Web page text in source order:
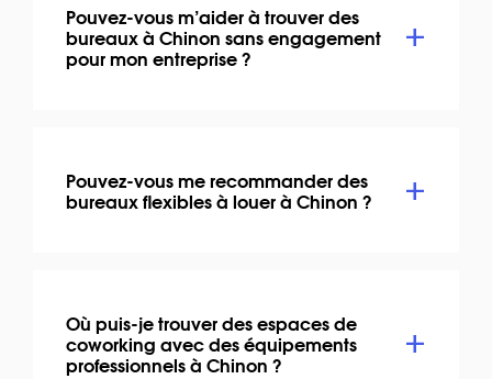
Pouvez-vous m’aider à trouver des
bureaux à Chinon sans engagement
pour mon entreprise ?
Pouvez-vous me recommander des
bureaux flexibles à louer à Chinon ?
Où puis-je trouver des espaces de
coworking avec des équipements
professionnels à Chinon ?